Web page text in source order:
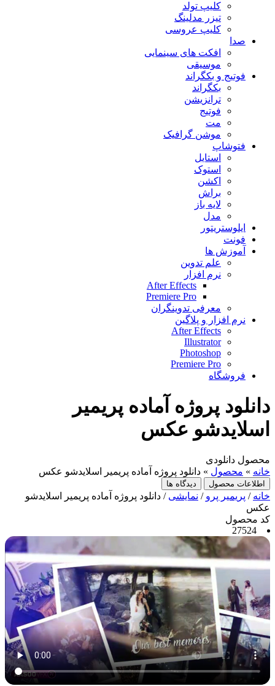
کلیپ تولد
تیزر مدلینگ
کلیپ عروسی
صدا
افکت های سینمایی
موسیقی
فوتیج و بکگراند
بکگراند
ترانزیشن
فوتیج
مت
موشن گرافیک
فتوشاپ
استایل
استوک
اکشن
براش
لایه باز
مدل
ایلوستریتور
فونت
آموزش ها
علم تدوین
نرم افزار
After Effects
Premiere Pro
معرفی تدوینگران
نرم افزار و پلاگین
After Effects
Illustrator
Photoshop
Premiere Pro
فروشگاه
دانلود پروژه آماده پریمیر
اسلایدشو عکس
محصول دانلودی
خانه » محصول » دانلود پروژه آماده پریمیر اسلایدشو عکس
اطلاعات محصول دیدگاه ها
خانه / پریمیر پرو / نمایشی / دانلود پروژه آماده پریمیر اسلایدشو
عکس
کد محصول
27524